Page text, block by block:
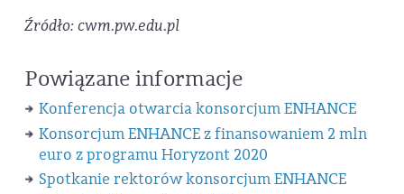
Źródło: cwm.pw.edu.pl
Powiązane informacje
Konferencja otwarcia konsorcjum ENHANCE
Konsorcjum ENHANCE z finansowaniem 2 mln
euro z programu Horyzont 2020
Spotkanie rektorów konsorcjum ENHANCE